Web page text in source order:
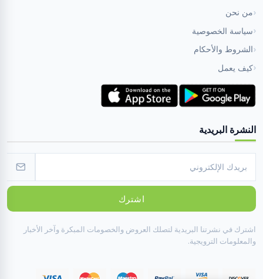
من نحن
سياسة الخصوصية
الشروط والأحكام
كيف يعمل
النشرة البريدية
اشترك
اشترك في نشرتنا البريدية لتصلك العروض والخصومات المبكرة وآخر الأخبار
والمعلومات الترويجية.